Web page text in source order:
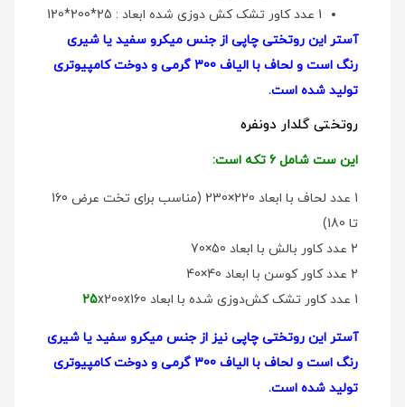
1 عدد کاور تشک کش دوزی شده ابعاد : 25*200*120
آستر این روتختی چاپی از جنس میکرو سفید یا شیری
رنگ است و لحاف با الیاف 300 گرمی و دوخت کامپیوتری
تولید شده است.
روتختی گلدار دو‌نفره
این ست شامل 6 تکه است:
1 عدد لحاف با ابعاد 220×230 (مناسب برای تخت عرض 160
تا 180)
2 عدد کاور بالش با ابعاد 50×70
2 عدد کاور کوسن با ابعاد 40×40
1 عدد کاور تشک کش‌دوزی شده با ابعاد
25x200x160
آستر این روتختی چاپی نیز از جنس میکرو سفید یا شیری
رنگ است و لحاف با الیاف 300 گرمی و دوخت کامپیوتری
تولید شده است.